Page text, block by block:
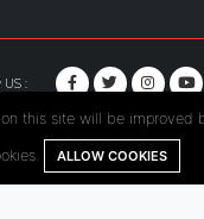
:
Hutama Karya All Rights
on this site will be improved
ALLOW COOKIES